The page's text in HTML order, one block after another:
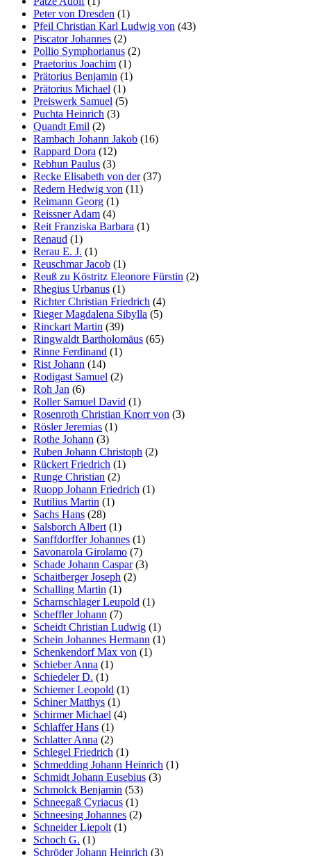
Peter von Dresden (1)
Pfeil Christian Karl Ludwig von (43)
Piscator Johannes (2)
Pollio Symphorianus (2)
Praetorius Joachim (1)
Prätorius Benjamin (1)
Prätorius Michael (1)
Preiswerk Samuel (5)
Puchta Heinrich (3)
Quandt Emil (2)
Rambach Johann Jakob (16)
Rappard Dora (12)
Rebhun Paulus (3)
Recke Elisabeth von der(37)
Redern Hedwig von (11)
Reimann Georg (1)
Reissner Adam (4)
Reit Franziska Barbara (1)
Renaud (1)
Rerau E. J. (1)
Reuschmar Jacob (1)
Reuß zu Köstritz Eleonore Fürstin (2)
Rhegius Urbanus (1)
Richter Christian Friedrich (4)
Rieger Magdalena Sibylla (5)
Rinckart Martin (39)
Ringwaldt Bartholomäus (65)
Rinne Ferdinand (1)
Rist Johann (14)
Rodigast Samuel (2)
Roh Jan (6)
Roller Samuel David (1)
Rosenroth Christian Knorr von (3)
Rösler Jeremias (1)
Rothe Johann (3)
Ruben Johann Christoph (2)
Rückert Friedrich (1)
Runge Christian (2)
Ruopp Johann Friedrich (1)
Rutilius Martin (1)
Sachs Hans (28)
Salsborch Albert (1)
Sanffdorffer Johannes (1)
Savonarola Girolamo (7)
Schade Johann Caspar(3)
Schaitberger Joseph (2)
Schalling Martin (1)
Scharnschlager Leupold (1)
Scheffler Johann (7)
Scheidt Christian Ludwig (1)
Schein Johannes Hermann (1)
Schenkendorf Max von (1)
Schieber Anna (1)
Schiedeler D. (1)
Schiemer Leopold (1)
Schiner Matthys (1)
Schirmer Michael (4)
Schlaffer Hans (1)
Schlatter Anna (2)
Schlegel Friedrich (1)
Schmedding Johann Heinrich (1)
Schmidt Johann Eusebius (3)
Schmolck Benjamin (53)
Schneegaß Cyriacus (1)
Schneesing Johannes (2)
Schneider Liepolt (1)
Schoch G. (1)
Schröder Johann Heinrich (3)